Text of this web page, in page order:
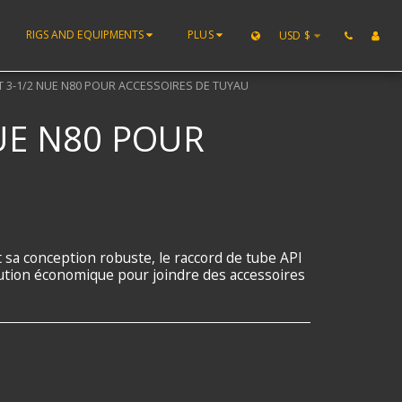
RIGS AND EQUIPMENTS PLUS USD $
3-1/2 NUE N80 POUR ACCESSOIRES DE TUYAU
N80 POUR
conception robuste, le raccord de tube API
économique pour joindre des accessoires